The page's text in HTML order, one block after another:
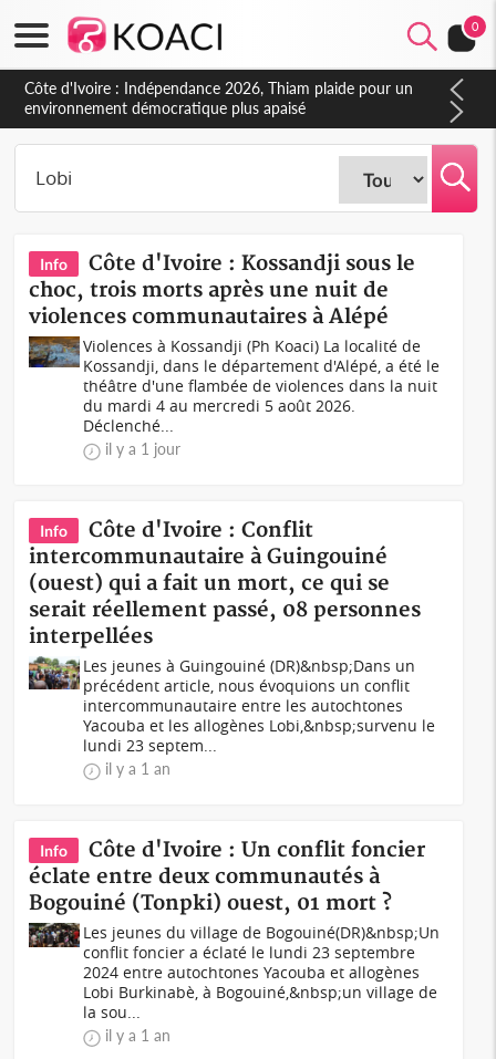
0
Côte d'Ivoire : Indépendance 2026, Thiam plaide pour un
environnement démocratique plus apaisé
Info
Côte d'Ivoire : Kossandji sous le
choc, trois morts après une nuit de
violences communautaires à Alépé
Violences à Kossandji (Ph Koaci) La localité de
Kossandji, dans le département d'Alépé, a été le
théâtre d'une flambée de violences dans la nuit
du mardi 4 au mercredi 5 août 2026.
Déclenché...
il y a 1 jour
Info
Côte d'Ivoire : Conflit
intercommunautaire à Guingouiné
(ouest) qui a fait un mort, ce qui se
serait réellement passé, 08 personnes
interpellées
Les jeunes à Guingouiné (DR)&nbsp;Dans un
précédent article, nous évoquions un conflit
intercommunautaire entre les autochtones
Yacouba et les allogènes Lobi,&nbsp;survenu le
lundi 23 septem...
il y a 1 an
Info
Côte d'Ivoire : Un conflit foncier
éclate entre deux communautés à
Bogouiné (Tonpki) ouest, 01 mort ?
Les jeunes du village de Bogouiné(DR)&nbsp;Un
conflit foncier a éclaté le lundi 23 septembre
2024 entre autochtones Yacouba et allogènes
Lobi Burkinabè, à Bogouiné,&nbsp;un village de
la sou...
il y a 1 an